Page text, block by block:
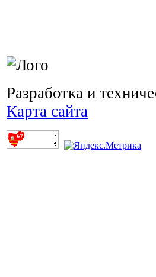
Разработка и
Карта сайта